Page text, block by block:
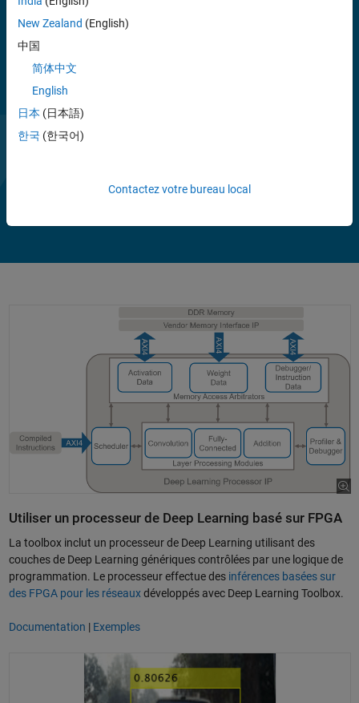
Utiliser un processeur de Deep Learning basé sur FPGA
La toolbox inclut un processeur de Deep Learning utilisant des
couches de Deep Learning génériques contrôlées par une logique de
programmation. Le processeur effectue des inférences basées sur
des FPGA pour les réseauxdéveloppés avec Deep Learning Toolbox.
Documentation | Exemples
New Zealand (English)
中国
简体中文
English
日本 (日本語)
한국 (한국어)
Contactez votre bureau local